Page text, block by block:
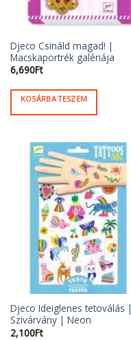
Djeco Csináld magad! |
Macskaportrék galériája
6,690Ft
KOSÁRBA TESZEM
Djeco Ideiglenes tetoválás |
Szivárvány | Neon
2,100Ft